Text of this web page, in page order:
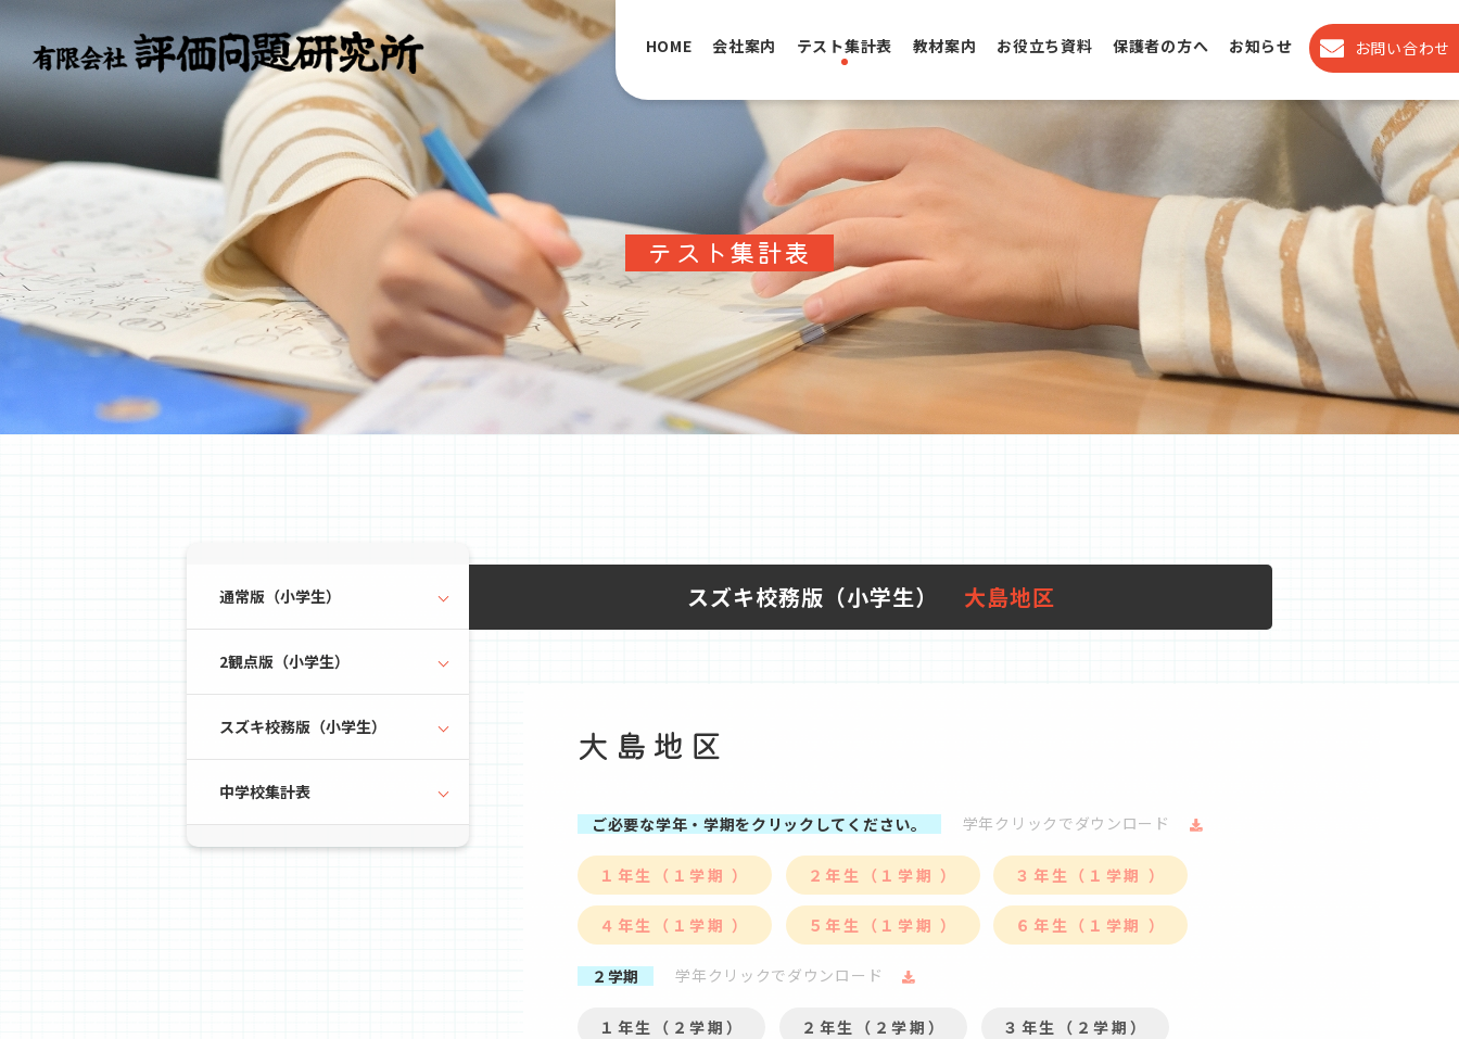
HOME 会社案内 テスト集計表 教材案内 お役立ち資料 保護者の方へ お知らせ お問い合わせ
テスト集計表
通常版（小学生）
2観点版（小学生）
スズキ校務版（小学生）
中学校集計表
スズキ校務版（小学生） 大島地区
大島地区
ご必要な学年・学期をクリックしてください。 学年クリックでダウンロード
１年生（１学期 ） ２年生（１学期 ） ３年生（１学期 ）
４年生（１学期 ） ５年生（１学期 ） ６年生（１学期 ）
２学期 学年クリックでダウンロード
１年生（２学期） ２年生（２学期） ３年生（２学期）